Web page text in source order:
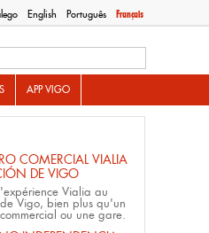
English Português Français
APP VIGO
COMERCIAL VIALIA
DE VIGO
Vialia au
Vigo, bien plus qu'un
ou une gare.